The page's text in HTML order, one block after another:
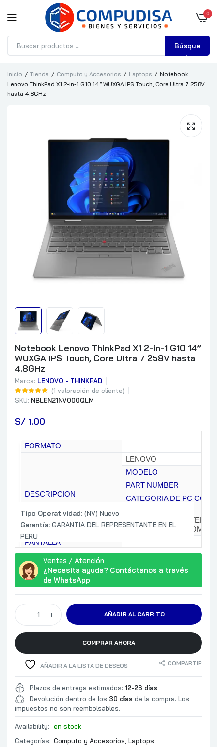
0
Búsque
da
Inicio Tienda Computo y Accesorios Laptops
Notebook
Lenovo ThinkPad X1 2-in-1 G10 14” WUXGA IPS Touch, Core Ultra 7 258V
hasta 4.8GHz
Notebook Lenovo ThinkPad X1 2-in-1 G10 14”
WUXGA IPS Touch, Core Ultra 7 258V hasta
4.8GHz
Marca: LENOVO - THINKPAD
(1 valoración de cliente)
SKU: NBLEN21NV000QLM
S/ 1.00
FORMATO
DESCRIPCION
LENOVO
MODELO
PART NUMBER
CATEGORIA DE PC CON
COLOR: GRIS /
ALUMINIUM (BOTTOM)
PANTALLA
CARACTERISTICAS
ADICIONALES DE
PANTALLA
SCREEN-TO-BODY
CPU
NEURONAL (NPU)
OBSERVACIONES DE CPU
CHIPSET
MEMORIA
32 GB
NUMERO DE RANURAS
EXPANSION MAXIMA
TIPO
Tipo Operatividad: (NV) Nuevo
Garantía: GARANTIA DEL REPRESENTANTE EN EL
PERU
Ventas / Atención
¿Necesita ayuda? Contáctanos a través
de WhatsApp
AÑADIR AL CARRITO
COMPRAR AHORA
AÑADIR A LA LISTA DE DESEOS COMPARTIR
Plazos de entrega estimados: 12-26 días
Devolución dentro de los 30 días de la compra. Los
impuestos no son reembolsables.
Availability:
en stock
Categorías: Computo y Accesorios Laptops